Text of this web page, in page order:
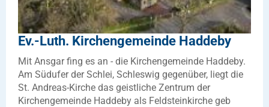
Ev.-Luth. Kirchengemeinde Haddeby
Mit Ansgar fing es an - die Kirchengemeinde Haddeby.
Am Südufer der Schlei, Schleswig gegenüber, liegt die
St. Andreas-Kirche das geistliche Zentrum der
Kirchengemeinde Haddeby als Feldsteinkirche geb